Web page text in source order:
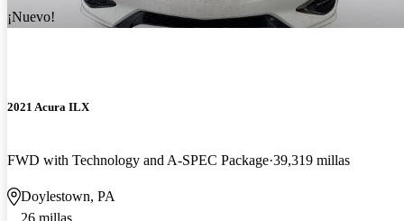
¡Nuevo!
2021 Acura ILX
FWD with Technology and A-SPEC Package 39,319 millas
Doylestown, PA